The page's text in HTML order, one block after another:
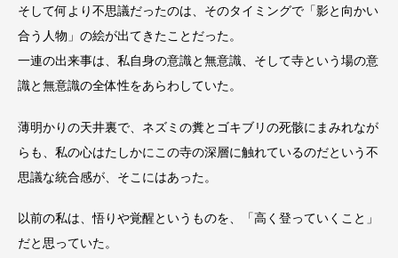
そして何より不思議だったのは、そのタイミングで「影と向かい
合う人物」の絵が出てきたことだった。
一連の出来事は、私自身の意識と無意識、そして寺という場の意
識と無意識の全体性をあらわしていた。
薄明かりの天井裏で、ネズミの糞とゴキブリの死骸にまみれなが
らも、私の心はたしかにこの寺の深層に触れているのだという不
思議な統合感が、そこにはあった。
以前の私は、悟りや覚醒というものを、「高く登っていくこと」
だと思っていた。